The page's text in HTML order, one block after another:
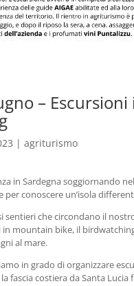
–
|agriturismo
in Sardegna soggiornando
per conoscere un’isola
sentieri che circondano il
in mountain bike, il
al mare.
in grado di organizzare
fascia costiera da Santa